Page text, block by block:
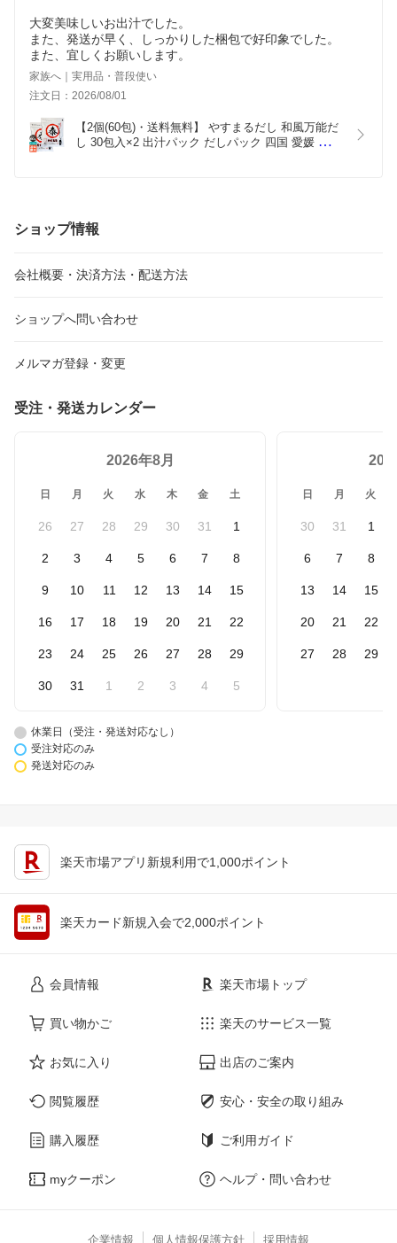
大変美味しいお出汁でした。
また、発送が早く、しっかりした梱包で好印象でした。
また、宜しくお願いします。
家族へ｜実用品・普段使い
注文日：2026/08/01
【2個(60包)・送料無料】 やすまるだし 和風万能だ
し 30包入×2 出汁パック だしパック 四国 愛媛 ネコ
ショップ情報
会社概要・決済方法・配送方法
ショップへ問い合わせ
メルマガ登録・変更
受注・発送カレンダー
2026年8月
日 月 火 水 木 金 土
26 27 28 29 30 31 1
2 3 4 5 6 7 8
9 10 11 12 13 14 15
16 17 18 19 20 21 22
23 24 25 26 27 28 29
30 31 1 2 3 4 5
日 月 火
30 31 1
6 7 8
13 14 15
20 21 22
27 28 29
休業日（受注・発送対応なし）
受注対応のみ
発送対応のみ
楽天市場アプリ新規利用で1,000ポイント
楽天カード新規入会で2,000ポイント
会員情報
買い物かご
お気に入り
閲覧履歴
購入履歴
myクーポン
楽天市場トップ
楽天のサービス一覧
出店のご案内
安心・安全の取り組み
ご利用ガイド
ヘルプ・問い合わせ
企業情報 個人情報保護方針 採用情報